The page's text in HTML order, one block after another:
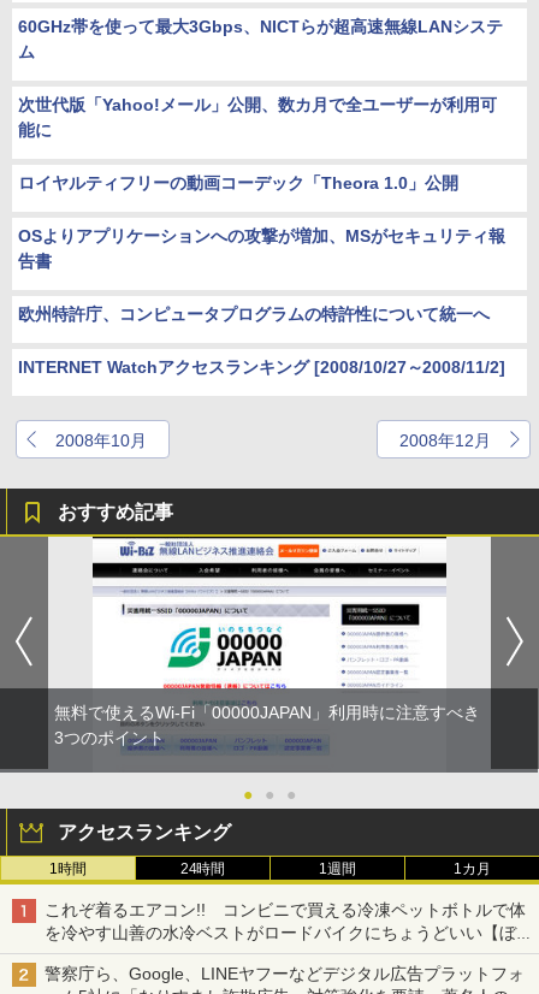
60GHz帯を使って最大3Gbps、NICTらが超高速無線LANシステ
ム
次世代版「Yahoo!メール」公開、数カ月で全ユーザーが利用可
能に
ロイヤルティフリーの動画コーデック「Theora 1.0」公開
OSよりアプリケーションへの攻撃が増加、MSがセキュリティ報
告書
欧州特許庁、コンピュータプログラムの特許性について統一へ
INTERNET Watchアクセスランキング [2008/10/27～2008/11/2]
2008年10月 2008年12月
おすすめ記事
無料で使えるWi-Fi「00000JAPAN」利用時に注意すべき
3つのポイント
● ● ●
アクセスランキング
1時間 24時間 1週間 1カ月
これぞ着るエアコン!! コンビニで買える冷凍ペットボトルで体
を冷やす山善の水冷ベストがロードバイクにちょうどいい【ぼっ
ち・ざ・ろーど！その14】【空いた時間でなにしてる？】
警察庁ら、Google、LINEヤフーなどデジタル広告プラットフォ